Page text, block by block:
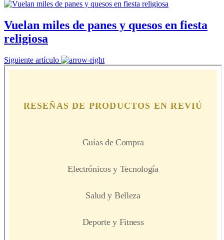
Vuelan miles de panes y quesos en fiesta
religiosa
Siguiente artículo